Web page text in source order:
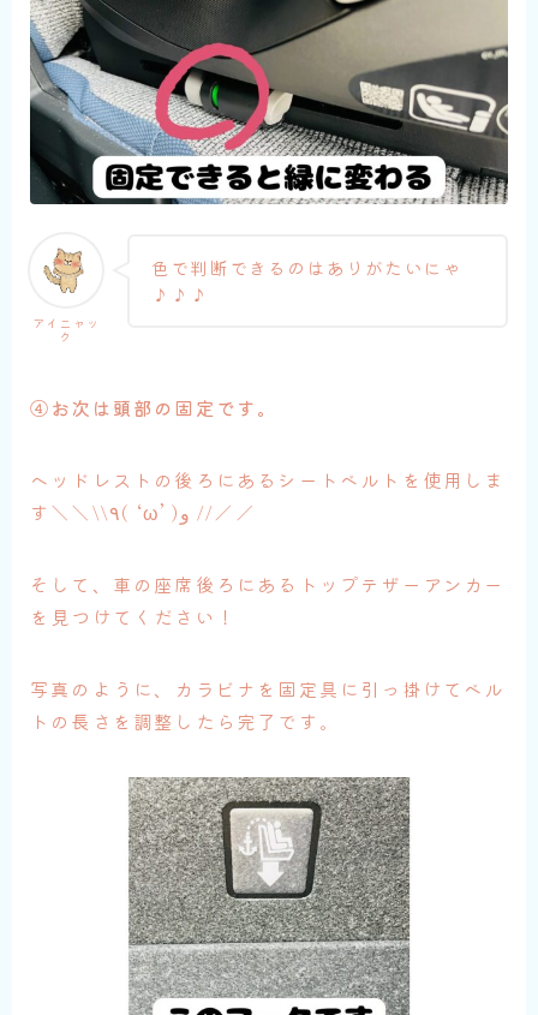
アイニャッ
ク
色で判断できるのはありがたいにゃ
♪♪♪
④お次は頭部の固定です。
ヘッドレストの後ろにあるシートベルトを使用しま
す＼＼\\٩( ‘ω’ )و //／／
そして、車の座席後ろにあるトップテザーアンカー
を見つけてください！
写真のように、カラビナを固定具に引っ掛けてベル
トの長さを調整したら完了です。